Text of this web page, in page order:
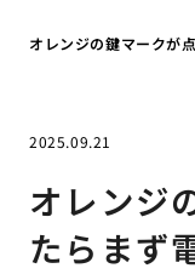
オレンジの鍵マークが
2025.09.21
オレンジ
たらまず